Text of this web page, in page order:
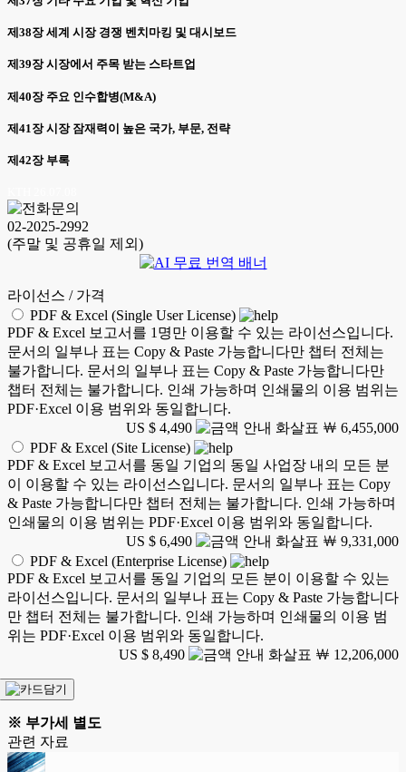
제38장 세계 시장 경쟁 벤치마킹 및 대시보드
제39장 시장에서 주목 받는 스타트업
제40장 주요 인수합병(M&A)
제41장 시장 잠재력이 높은 국가, 부문, 전략
제42장 부록
02-2025-2992
(주말 및 공휴일 제외)
라이선스 / 가격
PDF & Excel (Single User License)
PDF & Excel 보고서를 1명만 이용할 수 있는 라이선스입니다.
문서의 일부나 표는 Copy & Paste 가능합니다만 챕터 전체는
불가합니다. 문서의 일부나 표는 Copy & Paste 가능합니다만
챕터 전체는 불가합니다. 인쇄 가능하며 인쇄물의 이용 범위는
PDF·Excel 이용 범위와 동일합니다.
US $ 4,490
￦ 6,455,000
PDF & Excel (Site License)
PDF & Excel 보고서를 동일 기업의 동일 사업장 내의 모든 분
이 이용할 수 있는 라이선스입니다. 문서의 일부나 표는 Copy
& Paste 가능합니다만 챕터 전체는 불가합니다. 인쇄 가능하며
인쇄물의 이용 범위는 PDF·Excel 이용 범위와 동일합니다.
US $ 6,490
￦ 9,331,000
PDF & Excel (Enterprise License)
PDF & Excel 보고서를 동일 기업의 모든 분이 이용할 수 있는
라이선스입니다. 문서의 일부나 표는 Copy & Paste 가능합니다
만 챕터 전체는 불가합니다. 인쇄 가능하며 인쇄물의 이용 범
위는 PDF·Excel 이용 범위와 동일합니다.
US $ 8,490
￦ 12,206,000
※ 부가세 별도
관련 자료